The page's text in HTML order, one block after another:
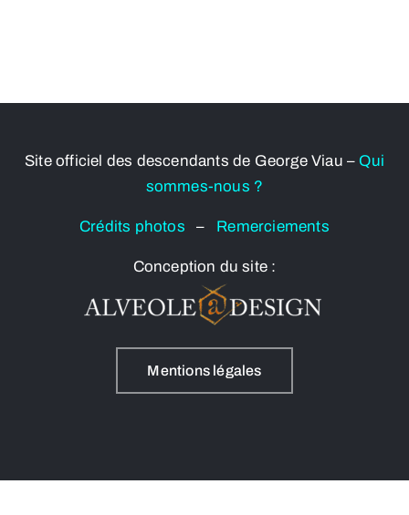
Site officiel des descendants de George Viau – Qui
sommes-nous ?
Crédits photos– Remerciements
Conception du site :
Mentions légales